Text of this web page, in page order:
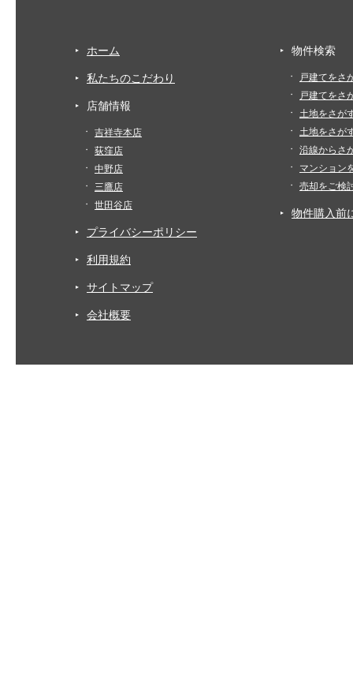
ホーム
私たちのこだわり
店舗情報
吉祥寺本店
荻窪店
中野店
三鷹店
世田谷店
プライバシーポリシー
利用規約
サイトマップ
会社概要
物件検索
戸建てをさ
戸建てをさ
土地をさが
土地をさが
沿線からさ
マンション
売却をご検
物件購入前